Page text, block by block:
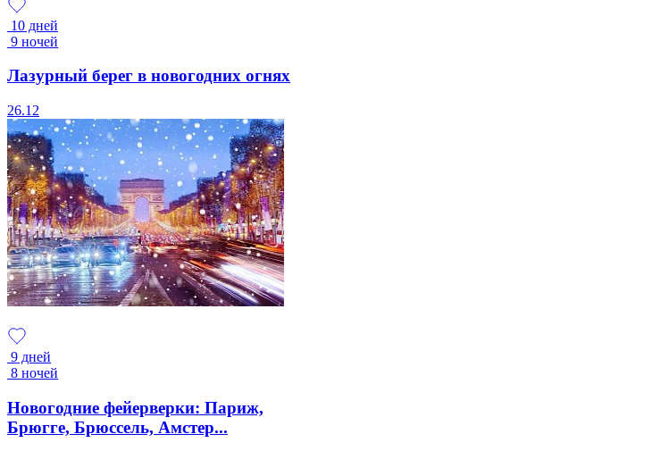
10 дней
9 ночей
Лазурный берег в новогодних огнях
26.12
9 дней
8 ночей
Новогодние фейерверки: Париж,
Брюгге, Брюссель, Амстер...